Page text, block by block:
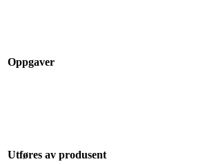
Oppgaver
Utføres av produsent